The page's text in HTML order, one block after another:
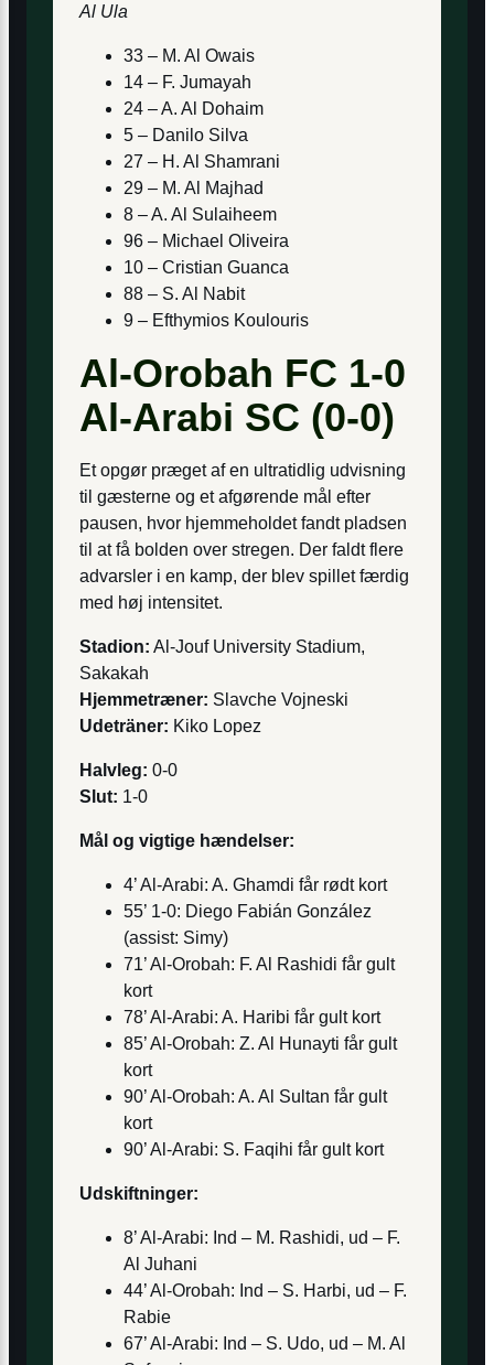
Al Ula
33 – M. Al Owais
14 – F. Jumayah
24 – A. Al Dohaim
5 – Danilo Silva
27 – H. Al Shamrani
29 – M. Al Majhad
8 – A. Al Sulaiheem
96 – Michael Oliveira
10 – Cristian Guanca
88 – S. Al Nabit
9 – Efthymios Koulouris
Al-Orobah FC 1-0
Al-Arabi SC (0-0)
Et opgør præget af en ultratidlig udvisning
til gæsterne og et afgørende mål efter
pausen, hvor hjemmeholdet fandt pladsen
til at få bolden over stregen. Der faldt flere
advarsler i en kamp, der blev spillet færdig
med høj intensitet.
Stadion: Al-Jouf University Stadium,
Sakakah
Hjemmetræner: Slavche Vojneski
Udeträner: Kiko Lopez
Halvleg: 0-0
Slut: 1-0
Mål og vigtige hændelser:
4’ Al-Arabi: A. Ghamdi får rødt kort
55’ 1-0: Diego Fabián González
(assist: Simy)
71’ Al-Orobah: F. Al Rashidi får gult
kort
78’ Al-Arabi: A. Haribi får gult kort
85’ Al-Orobah: Z. Al Hunayti får gult
kort
90’ Al-Orobah: A. Al Sultan får gult
kort
90’ Al-Arabi: S. Faqihi får gult kort
Udskiftninger:
8’ Al-Arabi: Ind – M. Rashidi, ud – F.
Al Juhani
44’ Al-Orobah: Ind – S. Harbi, ud – F.
Rabie
67’ Al-Arabi: Ind – S. Udo, ud – M. Al